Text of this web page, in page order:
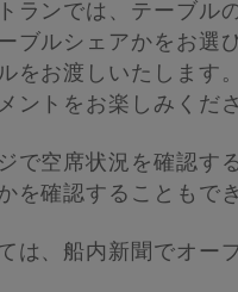
ランでは、テーブル
ブルシェアかをお選
をお渡しいたします
ントをお楽しみくだ
で空席状況を確認す
を確認することもで
は、船内新聞でオー